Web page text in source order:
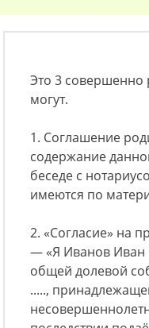
Это 3 совершенно
могут.
1. Соглашение
содержание
беседе с
имеются по
2. «Согласие» на
— «Я Иванов Иван
общей долевой
.....,